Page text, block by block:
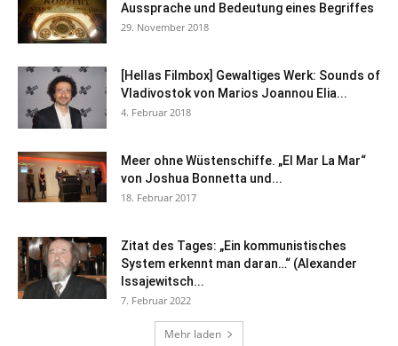
Aussprache und Bedeutung eines Begriffes
29. November 2018
[Hellas Filmbox] Gewaltiges Werk: Sounds of
Vladivostok von Marios Joannou Elia...
4. Februar 2018
Meer ohne Wüstenschiffe. „El Mar La Mar“
von Joshua Bonnetta und...
18. Februar 2017
Zitat des Tages: „Ein kommunistisches
System erkennt man daran…“ (Alexander
Issajewitsch...
7. Februar 2022
Mehr laden